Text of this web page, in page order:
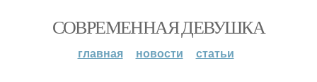
СОВРЕМЕННАЯ ДЕВУШКА
главная новости статьи